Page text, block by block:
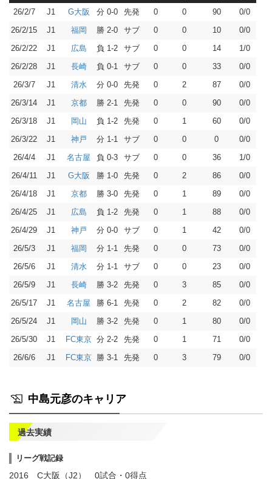
26/2/7 J1 G大阪 分 0-0 先発 0 0 90
0/0
26/2/15
J1 福岡 勝 2-0 サブ 0 0 10
0/0
26/2/22
J1 広島 負 1-2 サブ 0 0 14
1/0
26/2/28
J1 長崎 負 0-1 サブ 0 0 33
0/0
26/3/7
J1 清水 分 0-0 先発 0 2 87
0/0
26/3/14
J1 京都 勝 2-1 先発 0 0 90
0/0
26/3/18
J1 岡山 負 1-2 先発 0 1 60
0/0
26/3/22
J1 神戸 分 1-1 サブ 0 0 0
0/0
26/4/4
J1 名古屋 負 0-3 サブ 0 0 36
1/0
26/4/11
J1 G大阪 勝 1-0 先発 0 2 86
0/0
26/4/18
J1 京都 勝 3-0 先発 0 1 89
0/0
26/4/25
J1 広島 負 1-2 先発 0 1 88
0/0
26/4/29
J1 神戸 分 0-0 サブ 0 1 42
0/0
26/5/3
J1 福岡 分 1-1 先発 0 0 73
0/0
26/5/6
J1 清水 分 1-1 サブ 0 0 23
0/0
26/5/9
J1 長崎 勝 3-2 先発 0 3 85
0/0
26/5/17
J1 名古屋 勝 6-1 先発 0 2 82
0/0
26/5/24
J1 岡山 勝 3-2 先発 0 1 80
0/0
26/5/30
J1 FC東京 分 2-2 先発 0 1 71
0/0
26/6/6
J1 FC東京 勝 3-1 先発 0 3 79 0/0
中島元彦のキャリア
過去実績
リーグ戦記録
2016 C大阪（J2） 0試合・0得点